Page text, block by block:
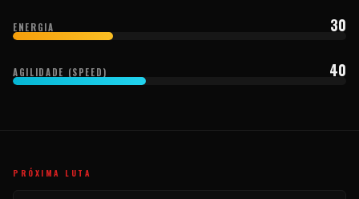
ENERGIA 30
AGILIDADE (SPEED) 40
PRÓXIMA LUTA